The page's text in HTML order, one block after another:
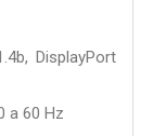
DisplayPort
a 60 Hz